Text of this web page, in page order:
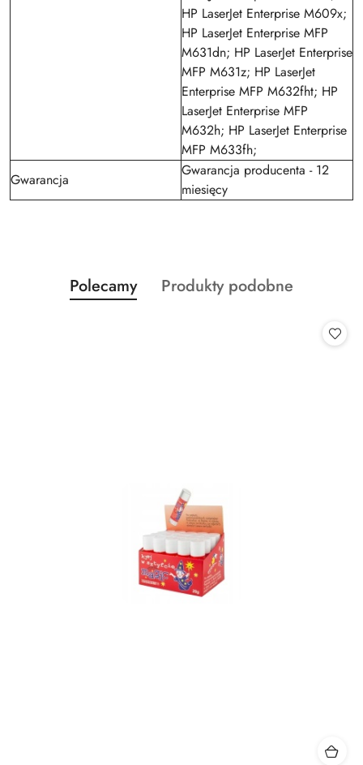
HP LaserJet Enterprise M609x;
HP LaserJet Enterprise MFP
M631dn; HP LaserJet Enterprise
MFP M631z; HP LaserJet
Enterprise MFP M632fht; HP
LaserJet Enterprise MFP
M632h; HP LaserJet Enterprise
MFP M633fh;
Gwarancja
Gwarancja producenta - 12
miesięcy
Pomiń karuzelę produktów
Produkty
o
Polecamy
Produkty
Produkty podobne